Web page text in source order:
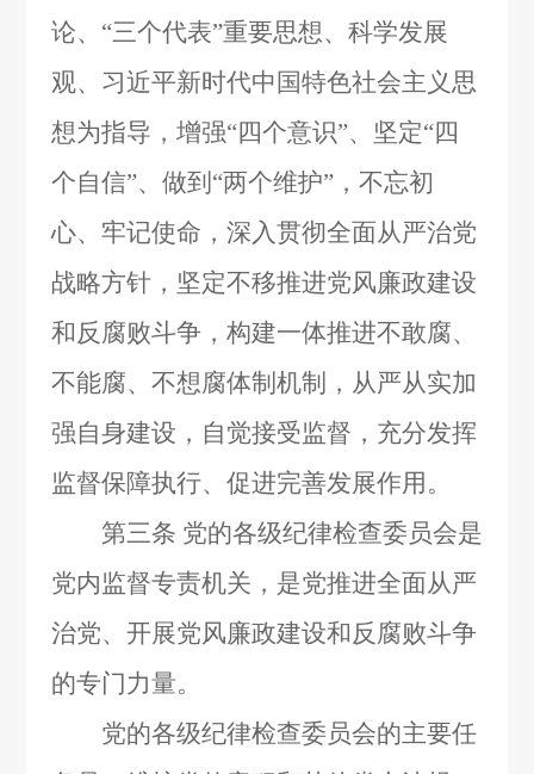
论、“三个代表”重要思想、科学发展
观、习近平新时代中国特色社会主义思
想为指导，增强“四个意识”、坚定“四
个自信”、做到“两个维护”，不忘初
心、牢记使命，深入贯彻全面从严治党
战略方针，坚定不移推进党风廉政建设
和反腐败斗争，构建一体推进不敢腐、
不能腐、不想腐体制机制，从严从实加
强自身建设，自觉接受监督，充分发挥
监督保障执行、促进完善发展作用。
第三条 党的各级纪律检查委员会是
党内监督专责机关，是党推进全面从严
治党、开展党风廉政建设和反腐败斗争
的专门力量。
党的各级纪律检查委员会的主要任